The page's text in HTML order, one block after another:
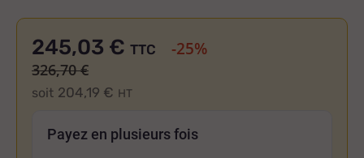
245,03 €
soit 204,19 € HT
TTC -25%
326,70 €
Payez en plusieurs fois